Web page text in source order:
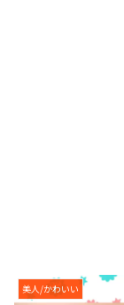
美人/かわいい